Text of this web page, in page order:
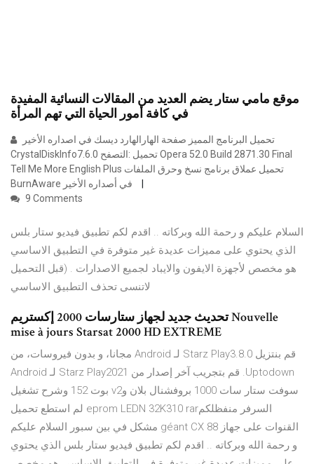
موقع مامي ستار يضم العديد من المقالات النسائية المفيدة
في كافة أمور الحياة التي تهم المرأة
CrystalDiskInfo7.6.0 تحميل :التصفح Opera 52.0 Build 2871.30 Final
Tell Me More English Plus تحميل عملاق برنامج نسخ وحرق الملفات
9 Comments
السلام عليكم و رحمة الله وبركاته .. اقدم لكم تطبيق فيديو ستار بلس
الذي يحتوي على مميزات عديدة غير متوفرة في التطبيق الاساسي
هو مخصص لأجهزة الايفون والايباد لجميع الاصدارات . (قبل التحميل
لاتنسى تحذف التطبيق الاساسي
تحديث جديد لجهاز ستارسات 2000 إكستريم Nouvelle
mise à jours Starsat 2000 HD EXTREME
‫قم بنتزيل Starz Play3.8.0 لـ Android مجانا، و بدون فيروسات، من
Uptodown. قم بتجريب آخر إصدار من Starz Play2021 لـ Android
سوفت ستار سات 1000 بروفشنال بلان وv2 بوت 152 وشرح تشغيل
السرفر منفظلكمeprom LEDN 32K310 rar لم استطع تحميل
القنوات على جهاز géant CX 88 مشكل في بين سبور السلام عليكم
و رحمة الله وبركاته .. اقدم لكم تطبيق فيديو ستار بلس الذي يحتوي